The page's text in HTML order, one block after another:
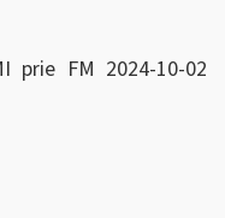
prie FM 2024-10-02